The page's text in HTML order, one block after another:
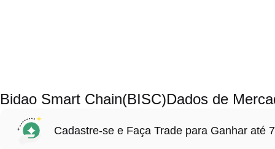
Bidao Smart Chain(BISC)Dados de
Cadastre-se e Faça Trade para Ganhar até